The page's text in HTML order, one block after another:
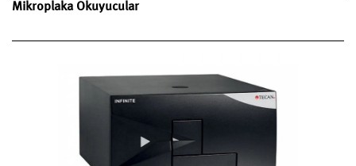
Mikroplaka Okuyucular